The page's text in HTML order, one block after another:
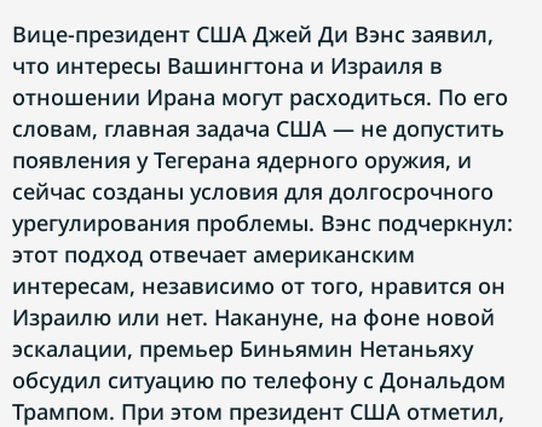
Вице-президент США Джей Ди Вэнс заявил,
что интересы Вашингтона и Израиля в
отношении Ирана могут расходиться. По его
словам, главная задача США — не допустить
появления у Тегерана ядерного оружия, и
сейчас созданы условия для долгосрочного
урегулирования проблемы. Вэнс подчеркнул:
этот подход отвечает американским
интересам, независимо от того, нравится он
Израилю или нет. Накануне, на фоне новой
эскалации, премьер Биньямин Нетаньяху
обсудил ситуацию по телефону с Дональдом
Трампом. При этом президент США отметил,